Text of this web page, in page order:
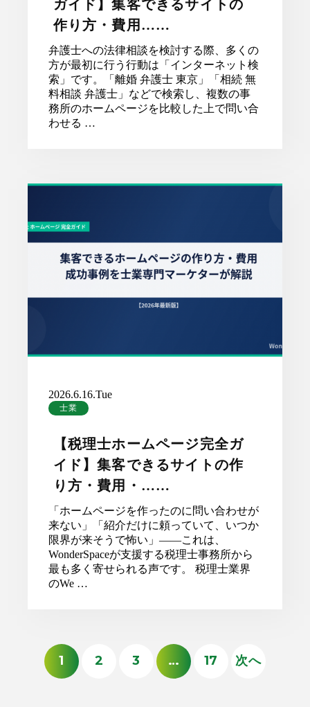
ガイド】集客できるサイトの
作り方・費用……
弁護士への法律相談を検討する際、多くの
方が最初に行う行動は「インターネット検
索」です。「離婚 弁護士 東京」「相続 無
料相談 弁護士」などで検索し、複数の事
務所のホームページを比較した上で問い合
わせる …
2026.6.16.Tue
士業
【税理士ホームページ完全ガ
イド】集客できるサイトの作
り方・費用・……
「ホームページを作ったのに問い合わせが
来ない」「紹介だけに頼っていて、いつか
限界が来そうで怖い」——これは、
WonderSpaceが支援する税理士事務所から
最も多く寄せられる声です。 税理士業界
のWe …
1 2 3 … 17 次へ